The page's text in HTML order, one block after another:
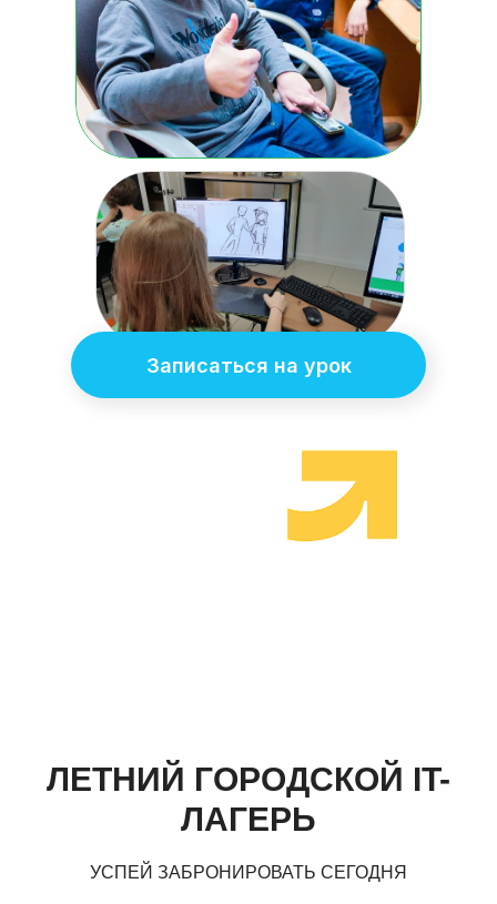
Записаться на урок
ЛЕТНИЙ ГОРОДСКОЙ IT-
ЛАГЕРЬ
УСПЕЙ ЗАБРОНИРОВАТЬ СЕГОДНЯ